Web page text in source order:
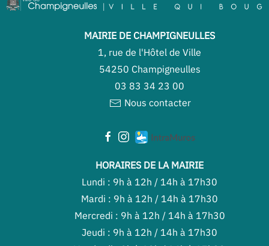
MAIRIE DE CHAMPIGNEULLES
1, rue de l'Hôtel de Ville
54250 Champigneulles
03 83 34 23 00
Nous contacter
HORAIRES DE LA MAIRIE
Lundi : 9h à 12h / 14h à 17h30
Mardi : 9h à 12h / 14h à 17h30
Mercredi : 9h à 12h / 14h à 17h30
Jeudi : 9h à 12h / 14h à 17h30